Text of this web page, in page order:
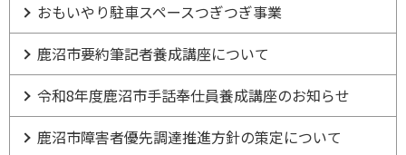
おもいやり駐車スペースつぎつぎ事業
鹿沼市要約筆記者養成講座について
令和8年度鹿沼市手話奉仕員養成講座のお知らせ
鹿沼市障害者優先調達推進方針の策定について